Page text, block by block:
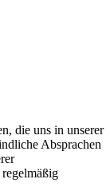
die uns in unserer
Absprachen